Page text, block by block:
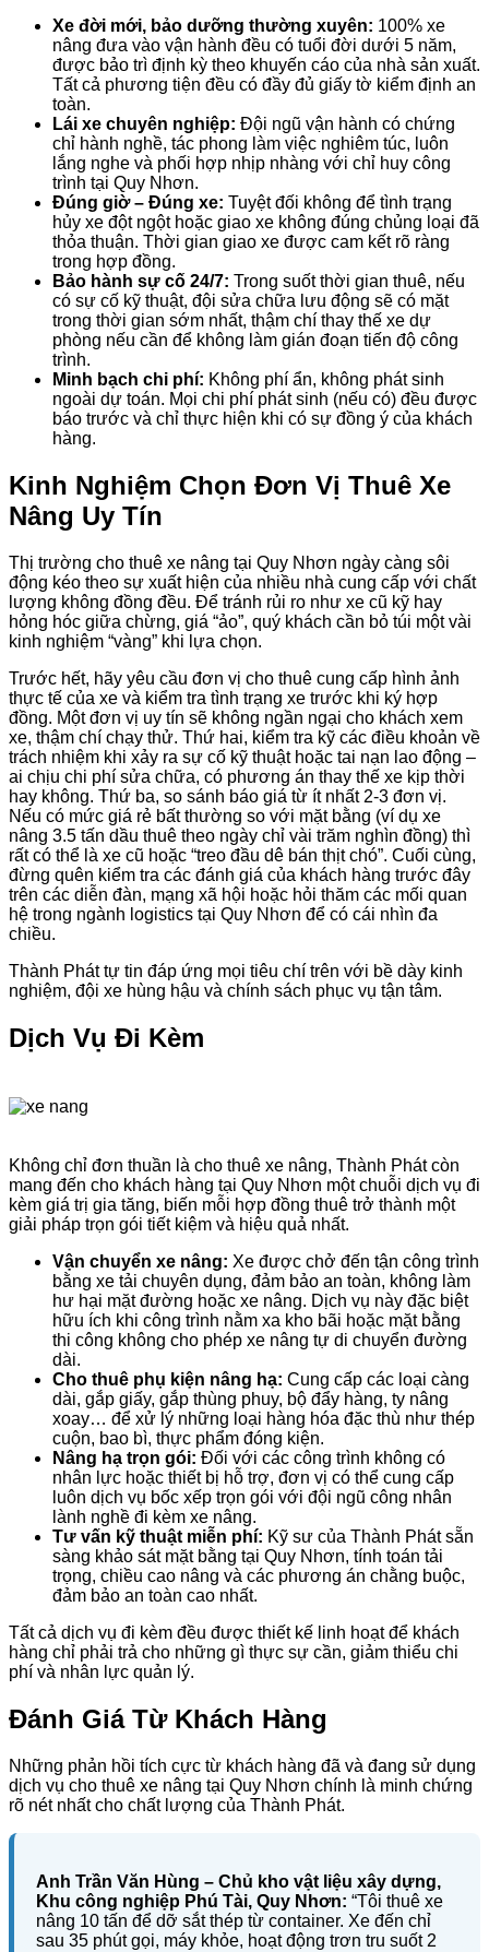
Xe đời mới, bảo dưỡng thường xuyên: 100% xe
nâng đưa vào vận hành đều có tuổi đời dưới 5 năm,
được bảo trì định kỳ theo khuyến cáo của nhà sản xuất.
Tất cả phương tiện đều có đầy đủ giấy tờ kiểm định an
toàn.
Lái xe chuyên nghiệp: Đội ngũ vận hành có chứng
chỉ hành nghề, tác phong làm việc nghiêm túc, luôn
lắng nghe và phối hợp nhịp nhàng với chỉ huy công
trình tại Quy Nhơn.
Đúng giờ – Đúng xe: Tuyệt đối không để tình trạng
hủy xe đột ngột hoặc giao xe không đúng chủng loại đã
thỏa thuận. Thời gian giao xe được cam kết rõ ràng
trong hợp đồng.
Bảo hành sự cố 24/7: Trong suốt thời gian thuê, nếu
có sự cố kỹ thuật, đội sửa chữa lưu động sẽ có mặt
trong thời gian sớm nhất, thậm chí thay thế xe dự
phòng nếu cần để không làm gián đoạn tiến độ công
trình.
Minh bạch chi phí: Không phí ẩn, không phát sinh
ngoài dự toán. Mọi chi phí phát sinh (nếu có) đều được
báo trước và chỉ thực hiện khi có sự đồng ý của khách
hàng.
Kinh Nghiệm Chọn Đơn Vị Thuê Xe
Nâng Uy Tín
Thị trường cho thuê xe nâng tại Quy Nhơn ngày càng sôi
động kéo theo sự xuất hiện của nhiều nhà cung cấp với chất
lượng không đồng đều. Để tránh rủi ro như xe cũ kỹ hay
hỏng hóc giữa chừng, giá “ảo”, quý khách cần bỏ túi một vài
kinh nghiệm “vàng” khi lựa chọn.
Trước hết, hãy yêu cầu đơn vị cho thuê cung cấp hình ảnh
thực tế của xe và kiểm tra tình trạng xe trước khi ký hợp
đồng. Một đơn vị uy tín sẽ không ngần ngại cho khách xem
xe, thậm chí chạy thử. Thứ hai, kiểm tra kỹ các điều khoản về
trách nhiệm khi xảy ra sự cố kỹ thuật hoặc tai nạn lao động –
ai chịu chi phí sửa chữa, có phương án thay thế xe kịp thời
hay không. Thứ ba, so sánh báo giá từ ít nhất 2-3 đơn vị.
Nếu có mức giá rẻ bất thường so với mặt bằng (ví dụ xe
nâng 3.5 tấn dầu thuê theo ngày chỉ vài trăm nghìn đồng) thì
rất có thể là xe cũ hoặc “treo đầu dê bán thịt chó”. Cuối cùng,
đừng quên kiểm tra các đánh giá của khách hàng trước đây
trên các diễn đàn, mạng xã hội hoặc hỏi thăm các mối quan
hệ trong ngành logistics tại Quy Nhơn để có cái nhìn đa
chiều.
Thành Phát tự tin đáp ứng mọi tiêu chí trên với bề dày kinh
nghiệm, đội xe hùng hậu và chính sách phục vụ tận tâm.
Dịch Vụ Đi Kèm
Không chỉ đơn thuần là cho thuê xe nâng, Thành Phát còn
mang đến cho khách hàng tại Quy Nhơn một chuỗi dịch vụ đi
kèm giá trị gia tăng, biến mỗi hợp đồng thuê trở thành một
giải pháp trọn gói tiết kiệm và hiệu quả nhất.
Vận chuyển xe nâng: Xe được chở đến tận công trình
bằng xe tải chuyên dụng, đảm bảo an toàn, không làm
hư hại mặt đường hoặc xe nâng. Dịch vụ này đặc biệt
hữu ích khi công trình nằm xa kho bãi hoặc mặt bằng
thi công không cho phép xe nâng tự di chuyển đường
dài.
Cho thuê phụ kiện nâng hạ: Cung cấp các loại càng
dài, gắp giấy, gắp thùng phuy, bộ đẩy hàng, ty nâng
xoay… để xử lý những loại hàng hóa đặc thù như thép
cuộn, bao bì, thực phẩm đóng kiện.
Nâng hạ trọn gói: Đối với các công trình không có
nhân lực hoặc thiết bị hỗ trợ, đơn vị có thể cung cấp
luôn dịch vụ bốc xếp trọn gói với đội ngũ công nhân
lành nghề đi kèm xe nâng.
Tư vấn kỹ thuật miễn phí: Kỹ sư của Thành Phát sẵn
sàng khảo sát mặt bằng tại Quy Nhơn, tính toán tải
trọng, chiều cao nâng và các phương án chằng buộc,
đảm bảo an toàn cao nhất.
Tất cả dịch vụ đi kèm đều được thiết kế linh hoạt để khách
hàng chỉ phải trả cho những gì thực sự cần, giảm thiểu chi
phí và nhân lực quản lý.
Đánh Giá Từ Khách Hàng
Những phản hồi tích cực từ khách hàng đã và đang sử dụng
dịch vụ cho thuê xe nâng tại Quy Nhơn chính là minh chứng
rõ nét nhất cho chất lượng của Thành Phát.
Anh Trần Văn Hùng – Chủ kho vật liệu xây dựng,
Khu công nghiệp Phú Tài, Quy Nhơn: “Tôi thuê xe
nâng 10 tấn để dỡ sắt thép từ container. Xe đến chỉ
sau 35 phút gọi, máy khỏe, hoạt động trơn tru suốt 2